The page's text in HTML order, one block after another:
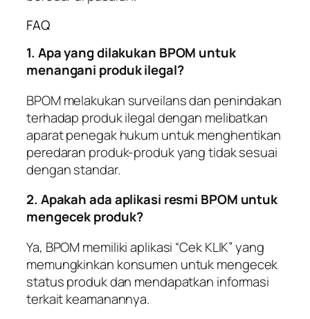
FAQ
1. Apa yang dilakukan BPOM untuk
menangani produk ilegal?
BPOM melakukan surveilans dan penindakan
terhadap produk ilegal dengan melibatkan
aparat penegak hukum untuk menghentikan
peredaran produk-produk yang tidak sesuai
dengan standar.
2. Apakah ada aplikasi resmi BPOM untuk
mengecek produk?
Ya, BPOM memiliki aplikasi “Cek KLIK” yang
memungkinkan konsumen untuk mengecek
status produk dan mendapatkan informasi
terkait keamanannya.